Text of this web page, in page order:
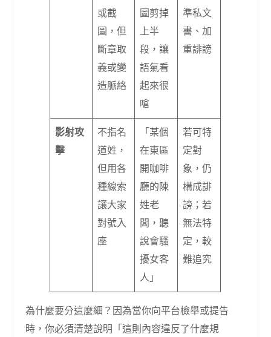
或截
圖，但
斷章取
義或變
造脈絡
圖剪掉
上半
段，讓
語氣看
起來很
嗆
準私文
書、加
重誹謗
影射攻
擊
不指名
道姓，
但用各
種線索
讓大家
對號入
座
「某個
在東區
開咖啡
廳的陳
姓老
闆，聽
說會騷
擾女客
人」
若可特
定對
象，仍
構成誹
謗；若
無法特
定，較
難追究
為什麼要分這麼細？因為當你向平台檢舉或提告
時，你必須清楚說明「這則內容違反了什麼規